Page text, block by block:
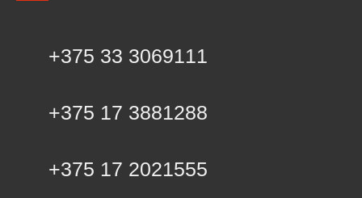
+375 33 3069111
+375 17 3881288
+375 17 2021555